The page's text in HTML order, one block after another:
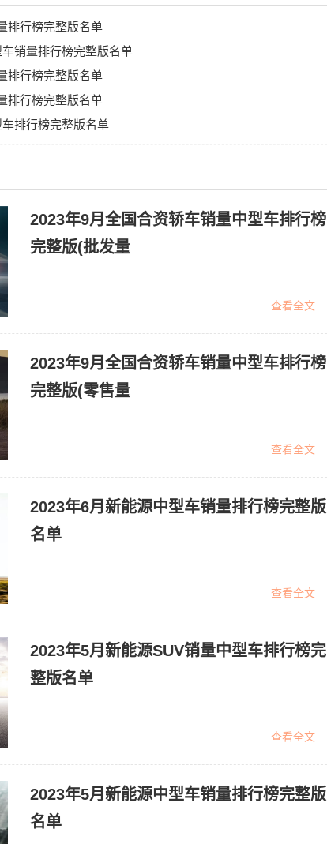
排行榜完整版名单
销量排行榜完整版名单
排行榜完整版名单
排行榜完整版名单
排行榜完整版名单
2023年9月全国合资轿车销量中型车排行榜
完整版(批发量
查看全文
2023年9月全国合资轿车销量中型车排行榜
完整版(零售量
查看全文
2023年6月新能源中型车销量排行榜完整版
名单
查看全文
2023年5月新能源SUV销量中型车排行榜完
整版名单
查看全文
2023年5月新能源中型车销量排行榜完整版
名单